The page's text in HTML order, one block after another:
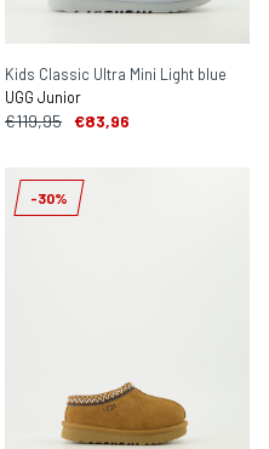
Kids Classic Ultra Mini Light blue
UGG Junior
€119,95 €83,96
-30%